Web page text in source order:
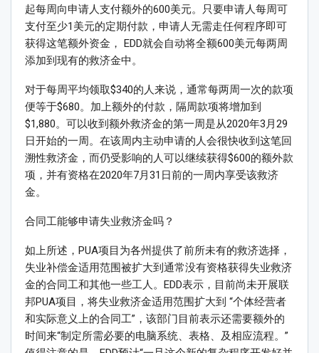
起每周向申请人支付额外的600美元。只要申请人每周可
支付至少1美元的定期付款，申请人无需走任何程序即可
获得这笔额外资金， EDD就会自动将全额600美元每两周
添加到现有的救济金中。
对于每周平均领取$340的人来说，通常每两周一次的款项
便等于$680。加上额外的付款，隔周款项将增加到
$1,880。可以收到额外救济金的第一周是从2020年3月29
日开始的一周。在该周内主动申请的人会很快收到这笔回
溯性救济金，而仍受影响的人可以继续获得$600的额外款
项，并有资格在2020年7月31日前的一周内享受该救济
金。
合同工能够申请失业救济金吗？
如上所述，PUA项目为各州提供了前所未有的救济选择，
失业补偿金适用范围被扩大到通常没有资格获得失业救济
金的合同工和其他一些工人。EDD表示，目前尚未开展联
邦PUA项目，将失业救济金适用范围扩大到 “个体经营者
和实际意义上的合同工”，该部门目前表示还需要额外的
时间来“制定所需必要的电脑系统、表格、及相应流程。”